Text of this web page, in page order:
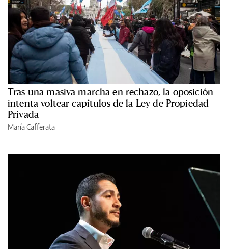
Tras una masiva marcha en rechazo, la oposición
intenta voltear capítulos de la Ley de Propiedad
Privada
María Cafferata